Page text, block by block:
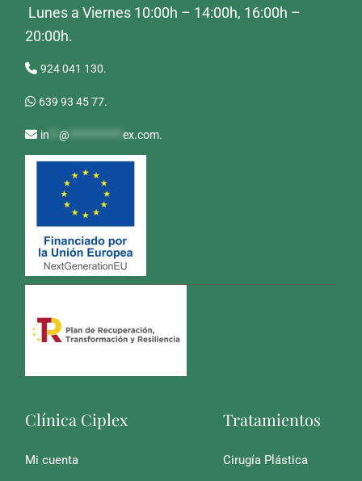
Lunes a Viernes 10:00h – 14:00h, 16:00h –
20:00h.
924 041 130.
639 93 45 77.
in **@ ***********ex.com.
Clínica Ciplex
Mi cuenta
Tratamientos
Cirugía Plástica